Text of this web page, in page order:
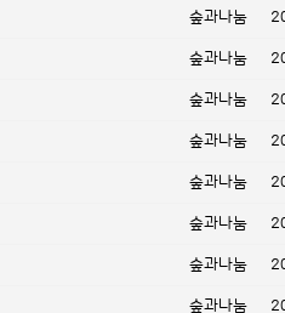
숲과나눔
숲과나눔
숲과나눔
숲과나눔
숲과나눔
숲과나눔
숲과나눔
숲과나눔